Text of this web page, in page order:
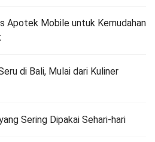
Apotek Mobile untuk Kemudahan
di Bali, Mulai dari Kuliner
Sering Dipakai Sehari-hari